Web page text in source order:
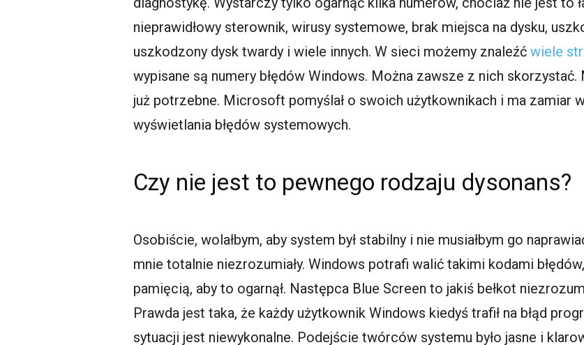
nieprawidłowy sterownik, wirusy systemowe, brak miejsca na dysku,
uszkodzony dysk twardy i wiele innych. W sieci możemy znaleźćwiele
wypisane są numery błędów Windows. Można zawsze z nich
już potrzebne. Microsoft pomyślał o swoich użytkownikach i ma zamiar
wyświetlania błędów systemowych.
Czy nie jest to pewnego rodzaju dysonans?
Osobiście, wolałbym, aby system był stabilny i nie musiałbym go
mnie totalnie niezrozumiały. Windows potrafi walić takimi kodami
pamięcią, aby to ogarnął. Następca Blue Screen to jakiś bełkot
Prawda jest taka, że każdy użytkownik Windows kiedyś trafił na błąd
sytuacji jest niewykonalne. Podejście twórców systemu było jasne i